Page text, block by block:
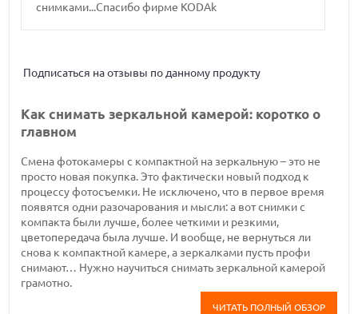
снимками...Спасибо фирме KODAk
Подписаться на отзывы по данному продукту
Как снимать зеркальной камерой: коротко о
главном
Смена фотокамеры с компактной на зеркальную – это не
просто новая покупка. Это фактически новый подход к
процессу фотосъемки. Не исключено, что в первое время
появятся одни разочарования и мысли: а вот снимки с
компакта были лучше, более четкими и резкими,
цветопередача была лучше. И вообще, не вернуться ли
снова к компактной камере, а зеркалками пусть профи
снимают… Нужно научиться снимать зеркальной камерой
грамотно.
ЧИТАТЬ ПОЛНЫЙ ОБЗОР